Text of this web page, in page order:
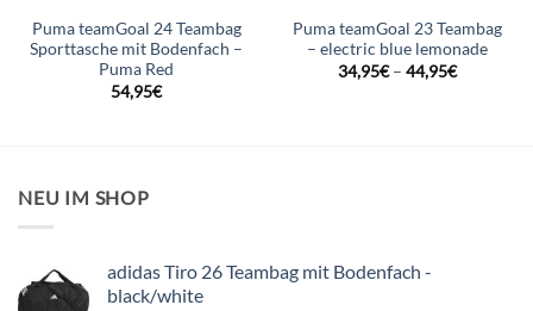
Puma teamGoal 24 Teambag
Sporttasche mit Bodenfach –
Puma Red
54,95€
Puma teamGoal 23 Teambag
– electric blue lemonade
34,95€– 44,95€
NEU IM SHOP
adidas Tiro 26 Teambag mit Bodenfach -
black/white